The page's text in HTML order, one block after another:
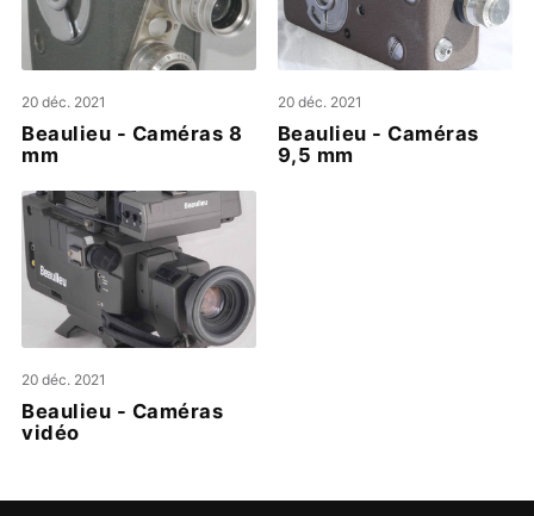
20 déc. 2021
Beaulieu - Caméras 8
mm
20 déc. 2021
Beaulieu - Caméras
9,5 mm
20 déc. 2021
Beaulieu - Caméras
vidéo